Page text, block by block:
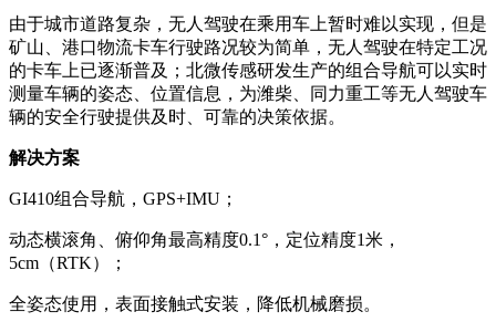
由于城市道路复杂，无人驾驶在乘用车上暂时难以实现，但是
矿山、港口物流卡车行驶路况较为简单，无人驾驶在特定工况
的卡车上已逐渐普及；北微传感研发生产的组合导航可以实时
测量车辆的姿态、位置信息，为潍柴、同力重工等无人驾驶车
辆的安全行驶提供及时、可靠的决策依据。
解决方案
GI410组合导航，GPS+IMU；
动态横滚角、俯仰角最高精度0.1°，定位精度1米，
5cm（RTK）；
全姿态使用，表面接触式安装，降低机械磨损。